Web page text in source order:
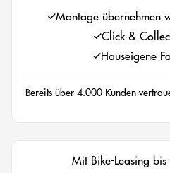
Montage übernehmen
Click &
Hauseigene
Bereits über 4.000 Kunden
Mit Bike-Leasing